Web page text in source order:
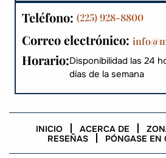
Teléfono: (225) 928-8800
Correo electrónico:
Horario:Disponibilidad las 24
días de la semana
INICIO ACERCA DE
RESEÑAS
PÓNGASE EN